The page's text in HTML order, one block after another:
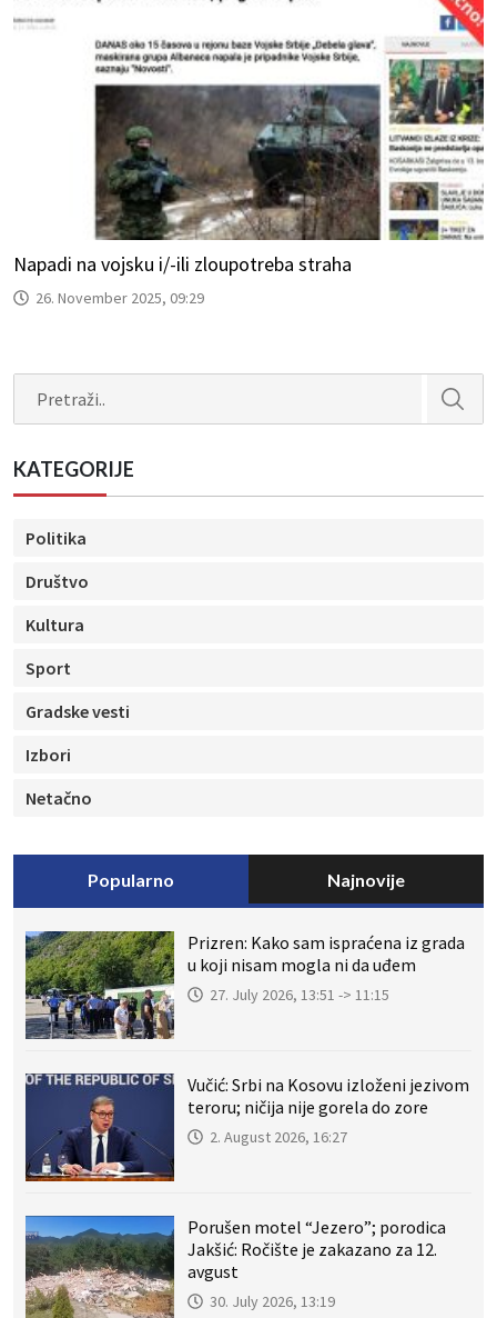
Napadi na vojsku i/-ili zloupotreba straha
26. November 2025, 09:29
KATEGORIJE
Politika
Društvo
Kultura
Sport
Gradske vesti
Izbori
Netačno
Popularno Najnovije
Prizren: Kako sam ispraćena iz grada
u koji nisam mogla ni da uđem
27. July 2026, 13:51 -> 11:15
Vučić: Srbi na Kosovu izloženi jezivom
teroru; ničija nije gorela do zore
2. August 2026, 16:27
Porušen motel “Jezero”; porodica
Jakšić: Ročište je zakazano za 12.
avgust
30. July 2026, 13:19